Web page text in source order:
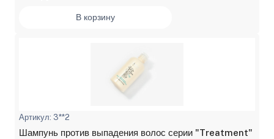
В корзину
Артикул: 3**2
Шампунь против выпадения волос серии "Treatment"